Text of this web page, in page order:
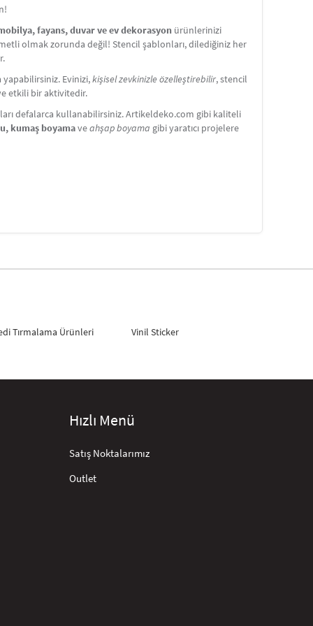
fayans, duvar ve ev dekorasyon ürünlerinizi
olmak zorunda değil! Stencil şablonları, dilediğiniz her
Evinizi,kişisel zevkinizle özelleştirebilir, stencil
etkili bir aktivitedir.
defalarca kullanabilirsiniz. Artikeldeko.com gibi kaliteli
kumaş boyamaveahşap boyama gibi yaratıcı projelere
Tırmalama Ürünleri Vinil Sticker
Hızlı Menü
Satış Noktalarımız
Outlet